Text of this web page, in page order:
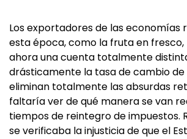
Los exportadores de las economías
esta época, como la fruta en
ahora una cuenta totalmente
drásticamente la tasa de cambio de
eliminan totalmente las absurdas
faltaría ver de qué manera se van
tiempos de reintegro de impuestos.
se verificaba la injusticia de que el